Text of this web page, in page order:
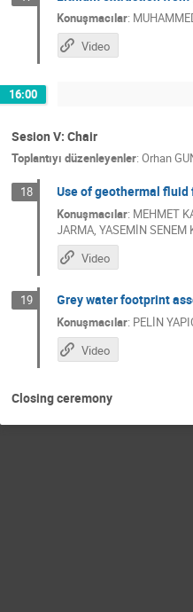
Konuşmacılar:
Video
16:00
Sesion V: Chair
Toplantıyı düzenleyenler: Orhan
18 Use of geothermal
Konuşmacılar: MEHMET
JARMA,YASEMİN SENEM
Video
19 Grey water footprint
Konuşmacılar: PELİN
Video
Closing ceremony